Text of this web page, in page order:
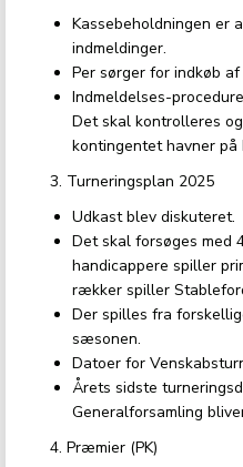
Kassebeholdningen er
indmeldinger.
Per sørger for indkøb
Indmeldelses-
Det skal kontrolleres
kontingentet havner på
3. Turneringsplan 2025
Udkast blev diskuteret.
Det skal forsøges
handicappere spiller
rækker spiller
Der spilles fra
sæsonen.
Datoer for
Årets sidste
Generalforsamling
4. Præmier (PK)